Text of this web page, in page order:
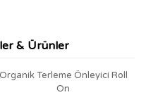
& Ürünler
Organik Terleme Önleyici Roll
On